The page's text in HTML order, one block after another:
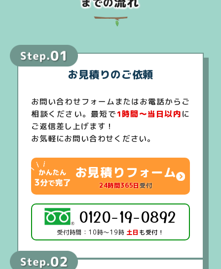
お見積りのご依頼
お問い合わせフォームまたはお電話からご
相談ください。最短で1時間～当日以内に
ご返信差し上げます！
お気軽にお問い合わせください。
お見積りフォーム
24時間365日受付
0120-19-0892
受付時間：10時～19時 土日 も受付！